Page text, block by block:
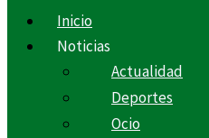
Inicio
Noticias
Actualidad
Deportes
Ocio